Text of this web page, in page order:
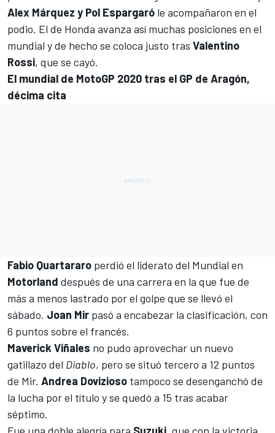
Alex Márquez y Pol Espargaró le acompañaron en el
podio. El de Honda avanza así muchas posiciones en el
mundial y de hecho se coloca justo tras Valentino
Rossi, que se cayó.
El mundial de MotoGP 2020 tras el GP de Aragón,
décima cita
Fabio Quartararo perdió el liderato del Mundial en
Motorland después de una carrera en la que fue de
más a menos lastrado por el golpe que se llevó el
sábado. Joan Mir pasó a encabezar la clasificación, con
6 puntos sobre el francés.
Maverick Viñales no pudo aprovechar un nuevo
gatillazo del Diablo, pero se situó tercero a 12 puntos
de Mir. Andrea Dovizioso tampoco se desenganchó de
la lucha por el título y se quedó a 15 tras acabar
séptimo.